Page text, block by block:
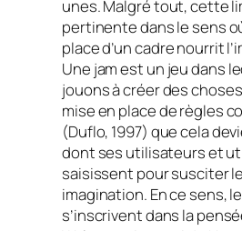
unes. Malgré tout, cette
pertinente dans le sens
place d’un cadre nourrit
Une jamest un jeu dans
jouons à créer des
mise en place de règles
(Duflo, 1997) que cela
dont ses utilisateurs et
saisissent pour susciter
imagination. En ce sens,
s’inscrivent dans la